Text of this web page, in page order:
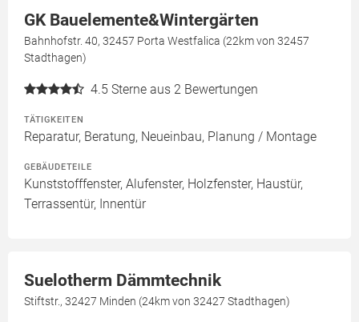
GK Bauelemente&Wintergärten
Bahnhofstr. 40, 32457 Porta Westfalica (22km von 32457
Stadthagen)
4.5 Sterne aus 2 Bewertungen
TÄTIGKEITEN
Reparatur, Beratung, Neueinbau, Planung / Montage
GEBÄUDETEILE
Kunststofffenster, Alufenster, Holzfenster, Haustür,
Terrassentür, Innentür
Suelotherm Dämmtechnik
Stiftstr., 32427 Minden (24km von 32427 Stadthagen)